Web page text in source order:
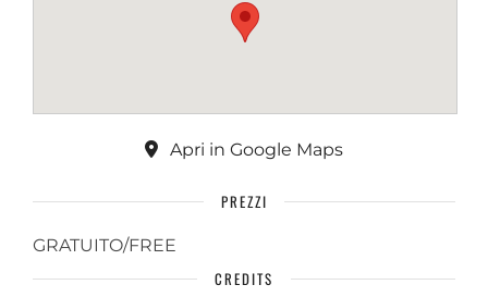
Apri in Google Maps
PREZZI
GRATUITO/FREE
CREDITS